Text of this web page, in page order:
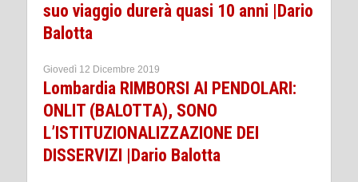
suo viaggio durerà quasi 10 anni |Dario
Balotta
Giovedì 12 Dicembre 2019
Lombardia RIMBORSI AI PENDOLARI:
ONLIT (BALOTTA), SONO
L’ISTITUZIONALIZZAZIONE DEI
DISSERVIZI |Dario Balotta